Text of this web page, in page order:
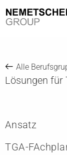
Alle
Lösungen für
Ansatz
TGA-